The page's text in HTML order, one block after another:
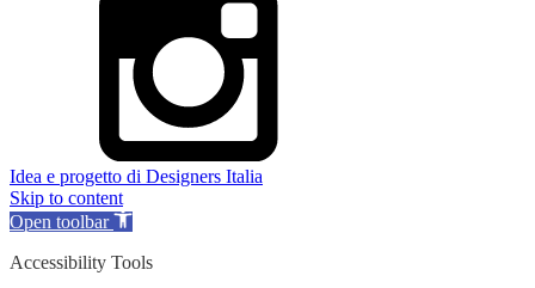
Idea e progetto di Designers Italia
Skip to content
Open toolbar
Accessibility Tools